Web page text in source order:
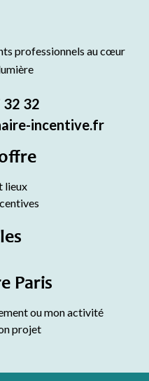
professionnels au cœur
32 32
incentive.fr
lieux
Paris
ou mon activité
projet